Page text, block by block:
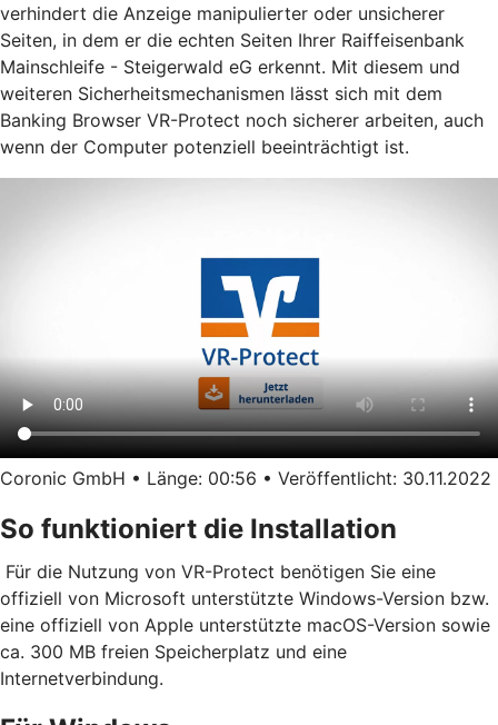
verhindert die Anzeige manipulierter oder unsicherer
Seiten, in dem er die echten Seiten Ihrer Raiffeisenbank
Mainschleife - Steigerwald eG erkennt. Mit diesem und
weiteren Sicherheitsmechanismen lässt sich mit dem
Banking Browser VR-Protect noch sicherer arbeiten, auch
wenn der Computer potenziell beeinträchtigt ist.
Coronic GmbH • Länge: 00:56 • Veröffentlicht: 30.11.2022
So funktioniert die Installation
Für die Nutzung von VR-Protect benötigen Sie eine
offiziell von Microsoft unterstützte Windows-Version bzw.
eine offiziell von Apple unterstützte macOS-Version sowie
ca. 300 MB freien Speicherplatz und eine
Internetverbindung.